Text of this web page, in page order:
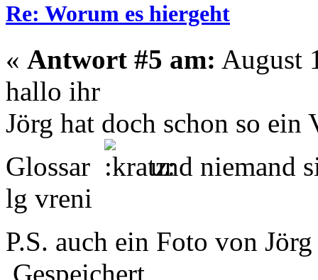
Re: Worum es hiergeht
« Antwort #5 am: August
hallo ihr
Jörg hat doch schon so
Glossar
und niemand
lg vreni
P.S. auch ein Foto von
Gespeichert